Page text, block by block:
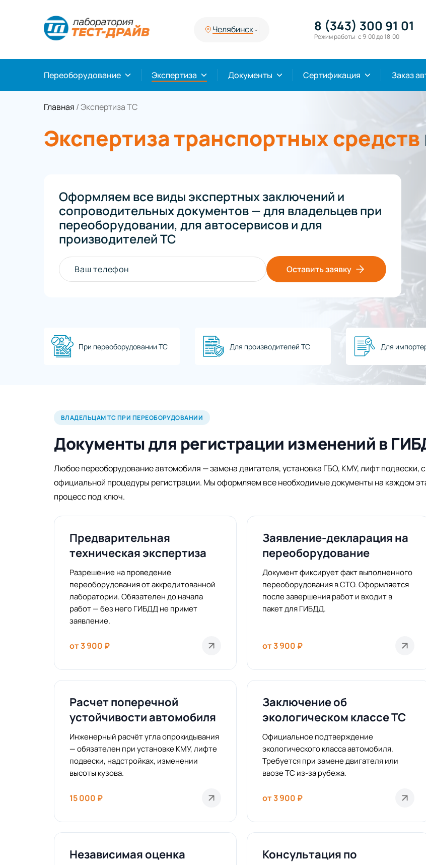
Челябинск 8 (343) 300 91 01
Режим работы: с 9:00 до 18:00
Переоборудование Экспертиза Документы Сертификация Заказ
Главная /Экспертиза ТС
Экспертиза транспортных средств
Оформляем все виды экспертных заключений и
сопроводительных документов — для владельцев при
переоборудовании, для автосервисов и для
производителей ТС
Ваш телефон Оставить заявку
При переоборудовании ТС Для производителей ТС Для
ВЛАДЕЛЬЦАМ ТС ПРИ ПЕРЕОБОРУДОВАНИИ
Документы для регистрации изменений в
Любое переоборудование автомобиля — замена двигателя, установка ГБО, КМУ, лифт подвески,
официальной процедуры регистрации. Мы оформляем все необходимые документы на каждом
процесс под ключ.
Предварительная
техническая экспертиза
Разрешение на проведение
переоборудования от аккредитованной
лаборатории. Обязателен до начала
работ — без него ГИБДД не примет
заявление.
от 3 900 ₽
Заявление-декларация на
переоборудование
Документ фиксирует факт выполненного
переоборудования в СТО. Оформляется
после завершения работ и входит в
пакет для ГИБДД.
от 3 900 ₽
Расчет поперечной
устойчивости автомобиля
Инженерный расчёт угла опрокидывания
— обязателен при установке КМУ, лифте
подвески, надстройках, изменении
высоты кузова.
15 000 ₽
Заключение об
экологическом классе ТС
Официальное подтверждение
экологического класса автомобиля.
Требуется при замене двигателя или
ввозе ТС из-за рубежа.
от 3 900 ₽
Независимая оценка
Консультация по